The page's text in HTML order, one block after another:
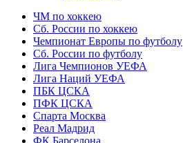
ЧМ по хоккею
Сб. России по хоккею
Чемпионат Европы по футболу
Сб. России по футболу
Лига Чемпионов УЕФА
Лига Наций УЕФА
ПБК ЦСКА
ПФК ЦСКА
Спарта Москва
Реал Мадрид